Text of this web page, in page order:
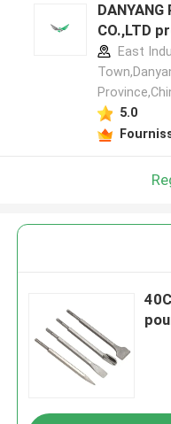
DANYANG
CO.,LTD
East
5.0